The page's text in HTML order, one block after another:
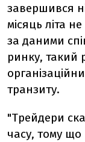
завершився
місяць літа
за даними
ринку, такий
транзиту.
"Трейдери
часу, тому що